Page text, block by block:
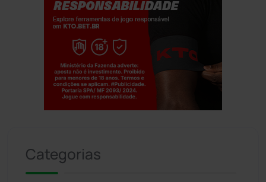
Categorias